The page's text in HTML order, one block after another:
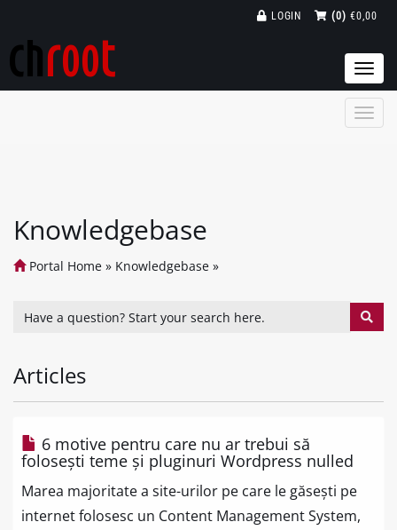
(0) €0,00
LOGIN
Knowledgebase
Portal Home » Knowledgebase »
Articles
6 motive pentru care nu ar trebui să
folosești teme și pluginuri Wordpress nulled
Marea majoritate a site-urilor pe care le găsești pe
internet folosesc un Content Management System,